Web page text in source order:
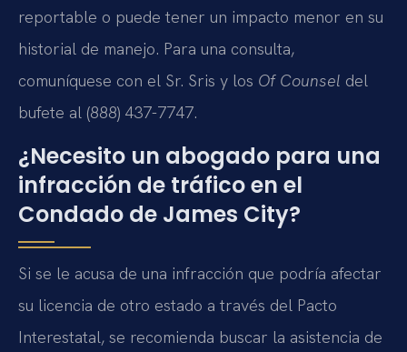
reportable o puede tener un impacto menor en su
historial de manejo. Para una consulta,
comuníquese con el Sr. Sris y los Of Counsel del
bufete al (888) 437-7747.
¿Necesito un abogado para una
infracción de tráfico en el
Condado de James City?
Si se le acusa de una infracción que podría afectar
su licencia de otro estado a través del Pacto
Interestatal, se recomienda buscar la asistencia de